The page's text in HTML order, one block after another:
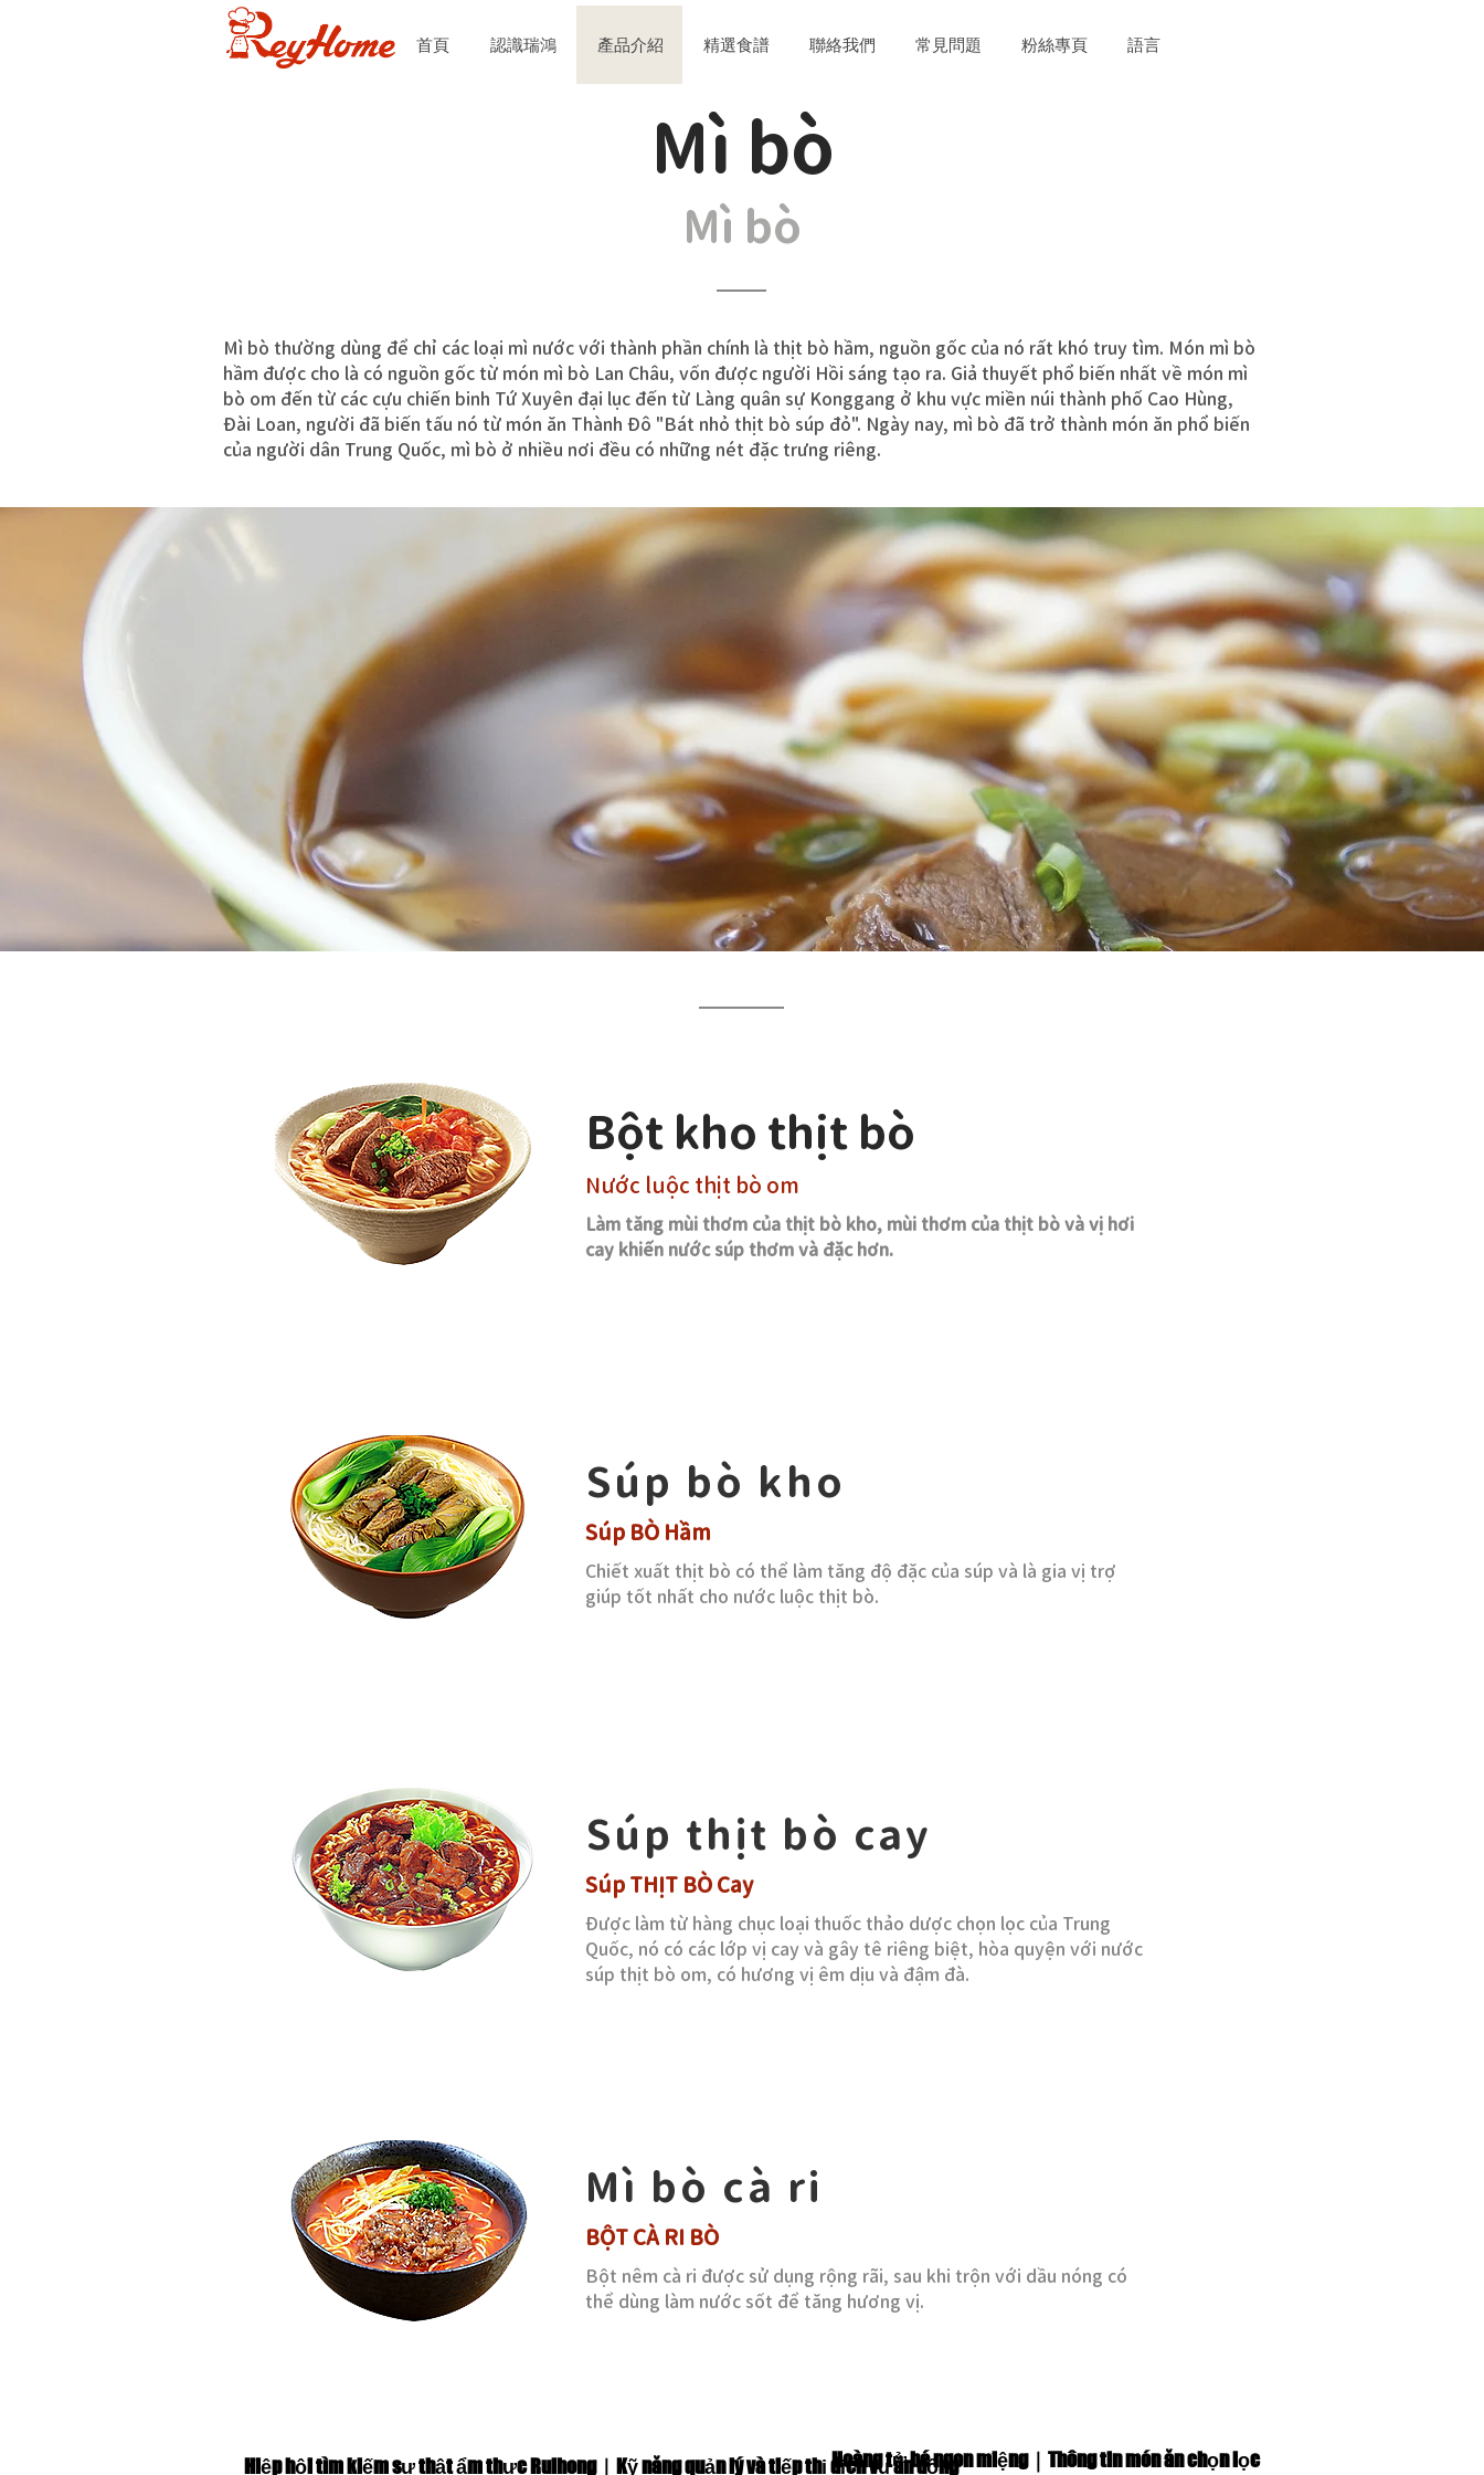
首頁 認識瑞鴻 產品介紹 精選食譜 聯絡我們 常見問題 粉絲專頁 語言
Mì bò
​Mì bò
Mì bò thường dùng để chỉ các loại mì nước với thành phần chính là thịt bò hầm, nguồn gốc của nó rất khó truy tìm. Món mì bò
hầm được cho là có nguồn gốc từ món mì bò Lan Châu, vốn được người Hồi sáng tạo ra. Giả thuyết phổ biến nhất về món mì
bò om đến từ các cựu chiến binh Tứ Xuyên đại lục đến từ Làng quân sự Konggang ở khu vực miền núi thành phố Cao Hùng,
Đài Loan, người đã biến tấu nó từ món ăn Thành Đô "Bát nhỏ thịt bò súp đỏ". Ngày nay, mì bò đã trở thành món ăn phổ biến
của người dân Trung Quốc, mì bò ở nhiều nơi đều có những nét đặc trưng riêng.
Bột kho thịt bò
Nước luộc thịt bò om
Làm tăng mùi thơm của thịt bò kho, mùi thơm của thịt bò và vị hơi
cay khiến nước súp thơm và đặc hơn.
Súp bò kho
Súp BÒ Hầm
Chiết xuất thịt bò có thể làm tăng độ đặc của súp và là gia vị trợ
giúp tốt nhất cho nước luộc thịt bò.
Súp thịt bò cay
Súp THỊT BÒ Cay
Được làm từ hàng chục loại thuốc thảo dược chọn lọc của Trung
Quốc, nó có các lớp vị cay và gây tê riêng biệt, hòa quyện với nước
súp thịt bò om, có hương vị êm dịu và đậm đà.
Mì bò cà ri
BỘT CÀ RI BÒ
Bột nêm cà ri được sử dụng rộng rãi, sau khi trộn với dầu nóng có
thể dùng làm nước sốt để tăng hương vị.
Hiệp hội tìm kiếm sự thật ẩm thực Ruihong｜Kỹ năng quản lý và tiếp thị dịch vụ ăn uốngHoàng tử bé ngon miệng｜Thông tin món ăn chọn lọc